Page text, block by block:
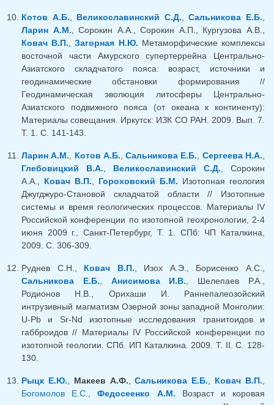
Котов А.Б. Великославинский С.Д. ,Сальникова Е.Б.
Ларин А.М. , Сорокин А.А., Сорокин А.П., Кургузова А.В.,
Ковач В.П. ,Загорная Н.Ю. Метаморфические комплексы
восточной части Амурского супертеррейна Центрально-
Азиатского складчатого пояса: возраст, источники и
геодинамические обстановки формирования //
Геодинамическая эволюция литосферы Центрально-
Азиатского подвижного пояса (от океана к континенту):
Материалы совещания. Иркутск: ИЗК СО РАН. 2009. Вып. 7.
Т. 1. С. 141-143.
Ларин А.М. Котов А.Б. ,Сальникова Е.Б. Сергеева Н.А.
Глебовицкий В.А.
Великославинский С.Д. , Сорокин
А.А., Ковач В.П. Гороховский Б.М. Изотопная геология
Джугджуро-Становой складчатой области // Изотопные
системы и время геологических процессов. Материалы IV
Российской конференции по изотопной геохронологии, 2-4
июня 2009 г., Санкт-Петербург, Т. 1. СПб: ЧП Каталкина,
2009. С. 306-309.
Руднев С.Н., Ковач В.П. , Изох А.Э., Борисенко А.С.,
Сальникова Е.Б.
Анисимова И.В. , Шелепаев Р.А.,
Родионов Н.В., Орихаши И. Раннепалеозойский
интрузивный магматизм Озерной зоны западной Монголии:
U-Pb и Sr-Nd изотопные исследования гранитоидов и
габброидов // Материалы IV Российской конференции по
изотопной геологии. СПб. ИП Каталкина. 2009. Т. II. С. 128-
130.
Рыцк Е.Ю. Макеев А.Ф. ,Сальникова Е.Б. Ковач В.П.
Богомолов Е.С.
,Федосеенко А.М. Возраст и коровая